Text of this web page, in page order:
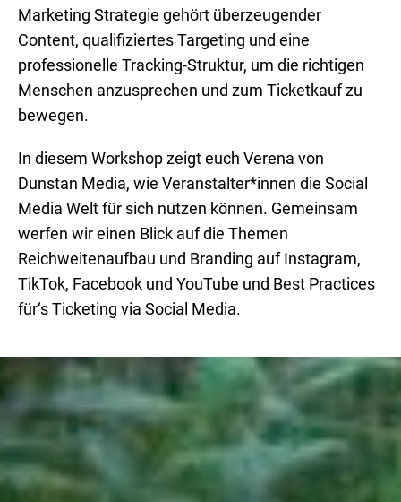
Marketing Strategie gehört überzeugender
Content, qualifiziertes Targeting und eine
professionelle Tracking-Struktur, um die richtigen
Menschen anzusprechen und zum Ticketkauf zu
bewegen.
In diesem Workshop zeigt euch Verena von
Dunstan Media, wie Veranstalter*innen die Social
Media Welt für sich nutzen können. Gemeinsam
werfen wir einen Blick auf die Themen
Reichweitenaufbau und Branding auf Instagram,
TikTok, Facebook und YouTube und Best Practices
für‘s Ticketing via Social Media.